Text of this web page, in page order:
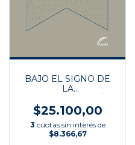
BAJO EL SIGNO DE
LA
$25.100,00
3 cuotas sin interés de
$8.366,67